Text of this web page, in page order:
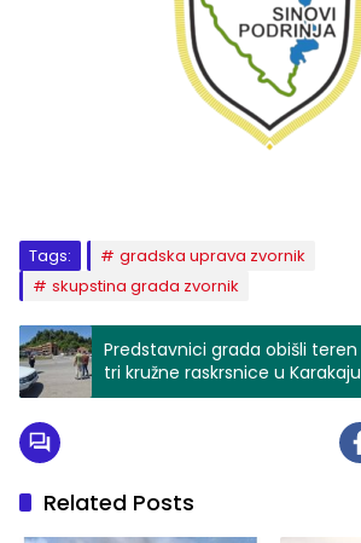
Tags:
gradska uprava zvornik
skupstina grada zvornik
Predstavnici grada obišli
tri kružne raskrsnice u Karakaju
Related Posts